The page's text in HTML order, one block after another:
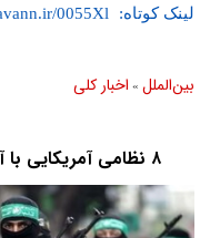
لینک کوتاه:
بين‌الملل » اخبار كلی
۸ نظامی آمریکایی با آسیب‌های مغزی از اردن تخلیه شدند